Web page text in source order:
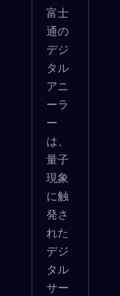
富士
通の
デジ
タル
アニ
ーラ
ー
は、
量子
現象
に触
発さ
れた
デジ
タル
サー